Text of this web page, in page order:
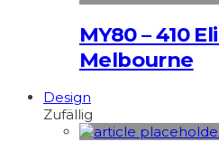
MY80 – 410
Melbourne
Design
Zufällig